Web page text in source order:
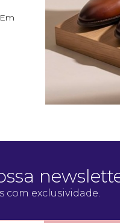
Loafer Clássico
Couro Ou
com exclusividade.